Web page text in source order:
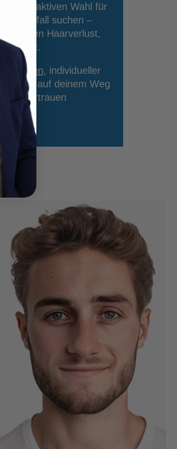
attraktiven Wahl für
suchen –
Haarverlust,
handelt.
, individueller
dich auf deinem Weg